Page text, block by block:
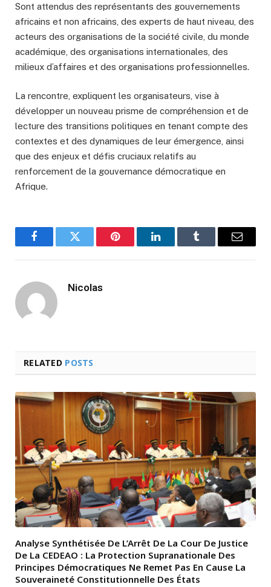
Sont attendus des représentants des gouvernements
africains et non africains, des experts de haut niveau, des
acteurs des organisations de la société civile, du monde
académique, des organisations internationales, des
milieux d’affaires et des organisations professionnelles.
La rencontre, expliquent les organisateurs, vise à
développer un nouveau prisme de compréhension et de
lecture des transitions politiques en tenant compte des
contextes et des dynamiques de leur émergence, ainsi
que des enjeux et défis cruciaux relatifs au
renforcement de la gouvernance démocratique en
Afrique.
FacebookTwitter Pinterest LinkedInTumblr Email
Nicolas
RELATED POSTS
Analyse Synthétisée De L’Arrêt De La Cour De Justice
De La CEDEAO : La Protection Supranationale Des
Principes Démocratiques Ne Remet Pas En Cause La
Souveraineté Constitutionnelle Des États